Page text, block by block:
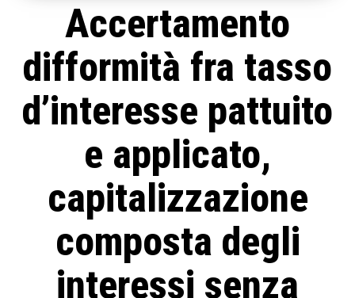
Accertamento
difformità fra tasso
d’interesse pattuito
e applicato,
capitalizzazione
composta degli
interessi senza